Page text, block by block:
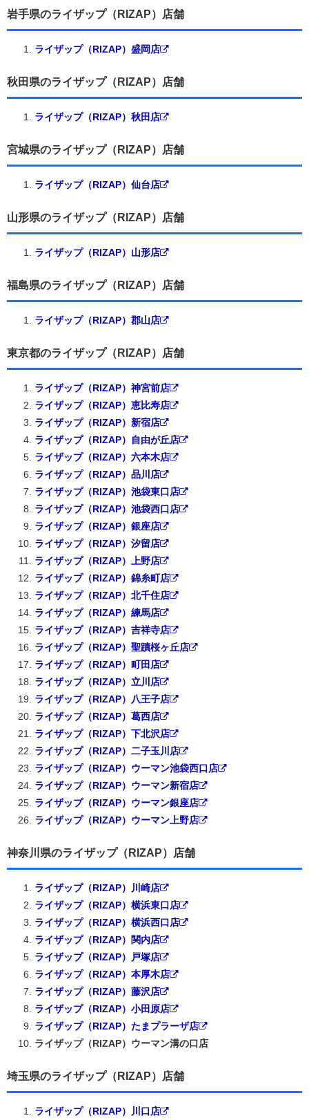
岩手県のライザップ（RIZAP）店舗
ライザップ（RIZAP）盛岡店
秋田県のライザップ（RIZAP）店舗
ライザップ（RIZAP）秋田店
宮城県のライザップ（RIZAP）店舗
ライザップ（RIZAP）仙台店
山形県のライザップ（RIZAP）店舗
ライザップ（RIZAP）山形店
福島県のライザップ（RIZAP）店舗
ライザップ（RIZAP）郡山店
東京都のライザップ（RIZAP）店舗
ライザップ（RIZAP）神宮前店
ライザップ（RIZAP）恵比寿店
ライザップ（RIZAP）新宿店
ライザップ（RIZAP）自由が丘店
ライザップ（RIZAP）六本木店
ライザップ（RIZAP）品川店
ライザップ（RIZAP）池袋東口店
ライザップ（RIZAP）池袋西口店
ライザップ（RIZAP）銀座店
ライザップ（RIZAP）汐留店
ライザップ（RIZAP）上野店
ライザップ（RIZAP）錦糸町店
ライザップ（RIZAP）北千住店
ライザップ（RIZAP）練馬店
ライザップ（RIZAP）吉祥寺店
ライザップ（RIZAP）聖蹟桜ヶ丘店
ライザップ（RIZAP）町田店
ライザップ（RIZAP）立川店
ライザップ（RIZAP）八王子店
ライザップ（RIZAP）葛西店
ライザップ（RIZAP）下北沢店
ライザップ（RIZAP）二子玉川店
ライザップ（RIZAP）ウーマン池袋西口店
ライザップ（RIZAP）ウーマン新宿店
ライザップ（RIZAP）ウーマン銀座店
ライザップ（RIZAP）ウーマン上野店
神奈川県のライザップ（RIZAP）店舗
ライザップ（RIZAP）川崎店
ライザップ（RIZAP）横浜東口店
ライザップ（RIZAP）横浜西口店
ライザップ（RIZAP）関内店
ライザップ（RIZAP）戸塚店
ライザップ（RIZAP）本厚木店
ライザップ（RIZAP）藤沢店
ライザップ（RIZAP）小田原店
ライザップ（RIZAP）たまプラーザ店
ライザップ（RIZAP）ウーマン溝の口店
埼玉県のライザップ（RIZAP）店舗
ライザップ（RIZAP）川口店